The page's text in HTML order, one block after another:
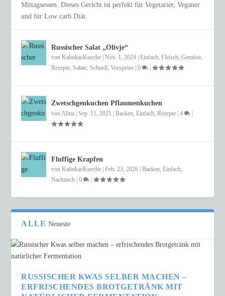
Mittagsessen. Dieses Gericht ist perfekt für Vegetarier, Veganer
und für Low carb Diät.
Russischer Salat „Olivje“
vonKalinkasKueche |Nov. 1, 2024 |Einfach,Fleisch,Gemüse,
Rezepte,Salate,Schnell,Vorspeise |0 |
Zwetschgenkuchen Pflaumenkuchen
vonAlina |Sep. 11, 2021 |Backen,Einfach,Rezepte |4
Fluffige Krapfen
vonKalinkasKueche |Feb. 23, 2026 |Backen,Einfach,
Nachtisch |0 |
ALLE Neueste
RUSSISCHER KWAS SELBER MACHEN –
ERFRISCHENDES BROTGETRÄNK MIT